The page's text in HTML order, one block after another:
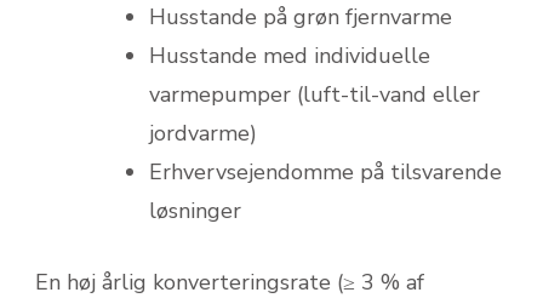
Husstande på grøn fjernvarme
Husstande med individuelle
varmepumper (luft-til-vand eller
jordvarme)
Erhvervsejendomme på tilsvarende
løsninger
En høj årlig konverteringsrate (≥ 3 % af